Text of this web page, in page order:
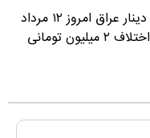
قیمت دینار عراق امروز ۱۲ مرداد
۱۴۰۵؛ اختلاف ۲ میلیون تومانی